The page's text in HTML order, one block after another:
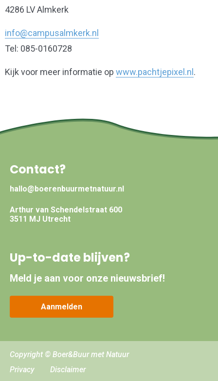
4286 LV Almkerk
info@campusalmkerk.nl
Tel: 085-0160728
Kijk voor meer informatie op www.pachtjepixel.nl .
Contact?
hallo@boerenbuurmetnatuur.nl
Arthur van Schendelstraat 600
3511 MJ Utrecht
Up-to-date blijven?
Meld je aan voor onze nieuwsbrief!
Aanmelden
Copyright © Boer&Buur met Natuur
Privacy
Disclaimer